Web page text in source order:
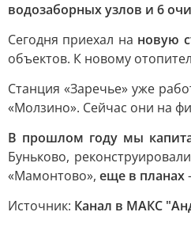
водозаборных узлов и 6
Сегодня приехал на новую
объектов. К новому
Станция «Заречье» уже
«Молзино». Сейчас они на
В прошлом году мы
Буньково,
«Мамонтово», еще в планах
Источник: Канал в МАКС